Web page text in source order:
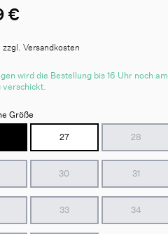
€
Versandkosten
wird die Bestellung bis 16 Uhr noch am
verschickt.
Größe
27 28
30 31
33 34